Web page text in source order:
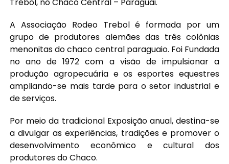
A Associação Rodeo Trebol é formada por um
grupo de produtores alemães das três colônias
menonitas do chaco central paraguaio. Foi Fundada
no ano de 1972 com a visão de impulsionar a
produção agropecuária e os esportes equestres
ampliando-se mais tarde para o setor industrial e
de serviços.
Por meio da tradicional Exposição anual, destina-se
a divulgar as experiências, tradições e promover o
desenvolvimento econômico e cultural dos
produtores do Chaco.